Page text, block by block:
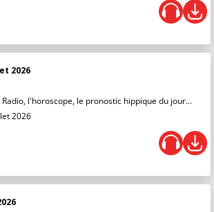
2026
l'horoscope, le pronostic hippique du jour...
2026